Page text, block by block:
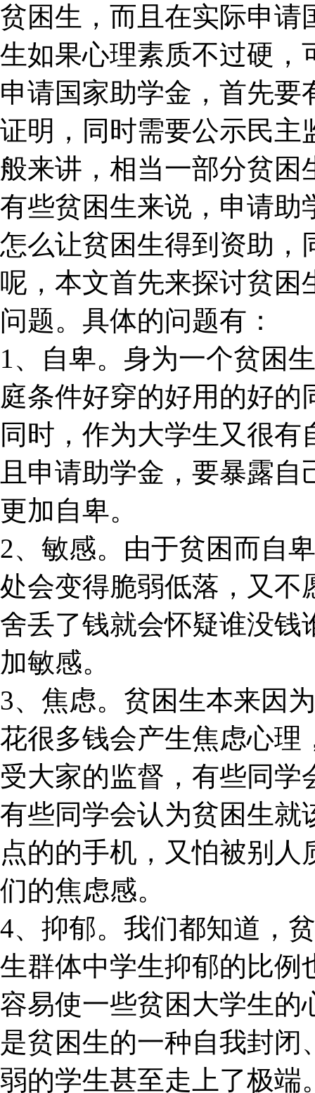
贫困生，而且在实际申请
生如果心理素质不过硬，
申请国家助学金，首先
证明，同时需要公示民主
般来讲，相当一部分贫困
有些贫困生来说，申请助
怎么让贫困生得到资助，
呢，本文首先来探讨贫困
问题。具体的问题有：
1、自卑。身为一个贫困
庭条件好穿的好用的好
同时，作为大学生又很
且申请助学金，要暴露
更加自卑。
2、敏感。由于贫困而自
处会变得脆弱低落，又不
舍丢了钱就会怀疑谁没钱
加敏感。
3、焦虑。贫困生本来因
花很多钱会产生焦虑心理
受大家的监督，有些同
有些同学会认为贫困生就
点的的手机，又怕被别
们的焦虑感。
4、抑郁。我们都知道，
生群体中学生抑郁的比例
容易使一些贫困大学生的
是贫困生的一种自我封
弱的学生甚至走上了极端